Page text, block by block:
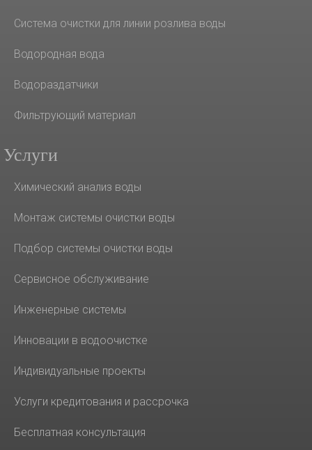
Система очистки для линии розлива воды
Водородная вода
Водораздатчики
Фильтрующий материал
Услуги
Химический анализ воды
Монтаж системы очистки воды
Подбор системы очистки воды
Сервисное обслуживание
Инженерные системы
Инновации в водоочистке
Индивидуальные проекты
Услуги кредитования и рассрочка
Бесплатная консультация